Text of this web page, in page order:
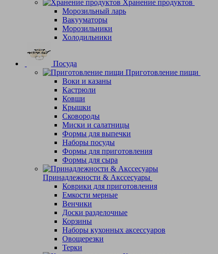
Хранение продуктов
Морозильный ларь
Вакууматоры
Морозильники
Холодильники
Посуда
Приготовление пищи
Воки и казаны
Кастрюли
Ковши
Крышки
Сковороды
Миски и салатницы
Формы для выпечки
Наборы посуды
Формы для приготовления
Формы для сыра
Принадлежности & Акссесуары
Коврики для приготовления
Емкости мерные
Венчики
Доски разделочные
Корзины
Наборы кухонных аксессуаров
Овощерезки
Терки